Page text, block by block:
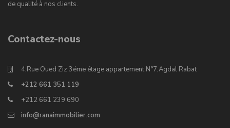
de qualité à nos clients.
Contactez-nous
4,Rue Oued Ziz 3éme étage appartement N°7,Agdal Rabat
+212 661 351 119
+212 661 239 690
info@ranaimmobilier.com